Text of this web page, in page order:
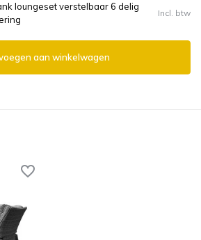
loungeset verstelbaar 6 delig
Incl. btw
aan winkelwagen